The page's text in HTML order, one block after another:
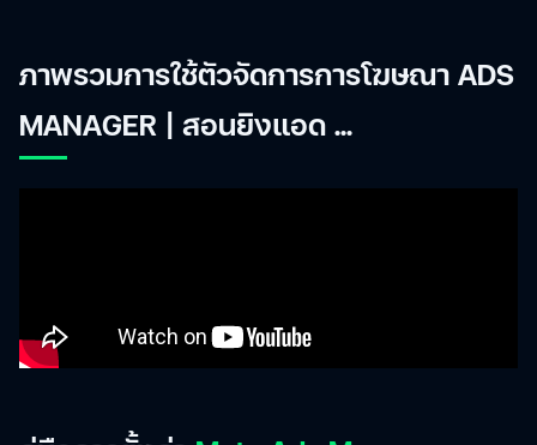
ภาพรวมการใช้ตัวจัดการการโฆษณา ADS
MANAGER | สอนยิงแอด ...